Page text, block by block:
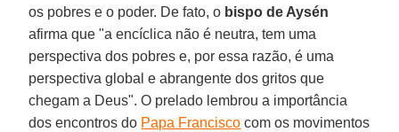
os pobres e o poder. De fato, o bispo de Aysén
afirma que "a encíclica não é neutra, tem uma
perspectiva dos pobres e, por essa razão, é uma
perspectiva global e abrangente dos gritos que
chegam a Deus". O prelado lembrou a importância
dos encontros do Papa Francisco com os movimentos